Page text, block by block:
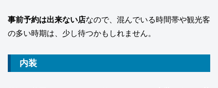
事前予約は出来ない店なので、混んでいる時間帯や観光客
の多い時期は、少し待つかもしれません。
内装